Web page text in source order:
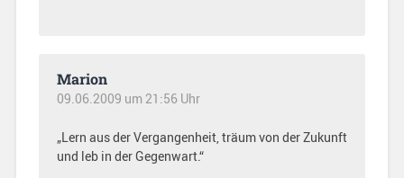
Marion
09.06.2009 um 21:56 Uhr
„Lern aus der Vergangenheit, träum von der Zukunft
und leb in der Gegenwart.“